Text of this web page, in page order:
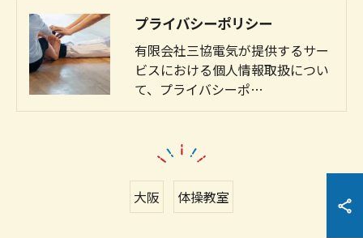
プライバシーポリシー
有限会社三協電気が提供するサー
ビスにおける個人情報取扱につい
て、プライバシーポ…
大阪 体操教室